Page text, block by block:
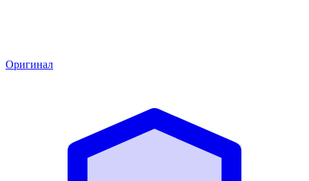
Оригинал